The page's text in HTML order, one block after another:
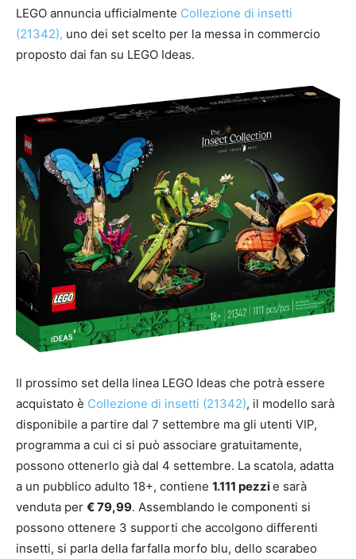
LEGO annuncia ufficialmente Collezione di insetti
(21342), uno dei set scelto per la messa in commercio
proposto dai fan su LEGO Ideas.
Il prossimo set della linea LEGO Ideas che potrà essere
acquistato è Collezione di insetti (21342), il modello sarà
disponibile a partire dal 7 settembre ma gli utenti VIP,
programma a cui ci si può associare gratuitamente,
possono ottenerlo già dal 4 settembre. La scatola, adatta
a un pubblico adulto 18+, contiene 1.111 pezzie sarà
venduta per € 79,99. Assemblando le componenti si
possono ottenere 3 supporti che accolgono differenti
insetti, si parla della farfalla morfo blu, dello scarabeo